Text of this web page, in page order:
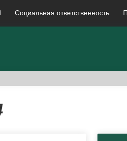
Социальная ответственность